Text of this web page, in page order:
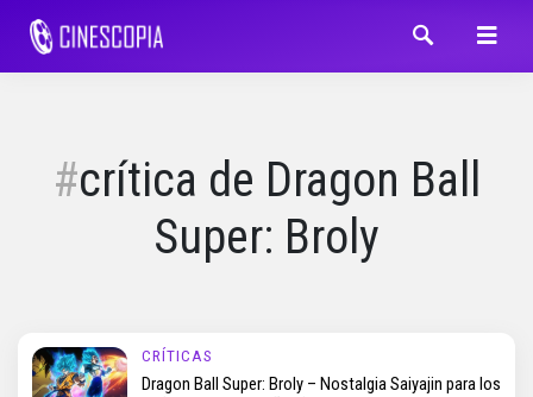
crítica de Dragon Ball
Super: Broly
CRÍTICAS
Dragon Ball Super: Broly – Nostalgia Saiyajin para los